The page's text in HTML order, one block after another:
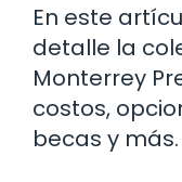
En este
detalle la
Monterrey
costos,
becas y más.